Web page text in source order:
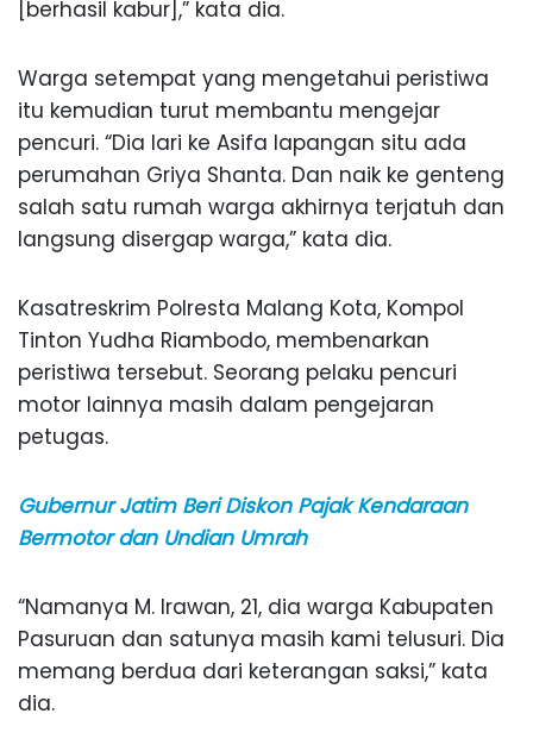
[berhasil kabur],” kata dia.
Warga setempat yang mengetahui peristiwa
itu kemudian turut membantu mengejar
pencuri. “Dia lari ke Asifa lapangan situ ada
perumahan Griya Shanta. Dan naik ke genteng
salah satu rumah warga akhirnya terjatuh dan
langsung disergap warga,” kata dia.
Kasatreskrim Polresta Malang Kota, Kompol
Tinton Yudha Riambodo, membenarkan
peristiwa tersebut. Seorang pelaku pencuri
motor lainnya masih dalam pengejaran
petugas.
Gubernur Jatim Beri Diskon Pajak Kendaraan
Bermotor dan Undian Umrah
“Namanya M. Irawan, 21, dia warga Kabupaten
Pasuruan dan satunya masih kami telusuri. Dia
memang berdua dari keterangan saksi,” kata
dia.